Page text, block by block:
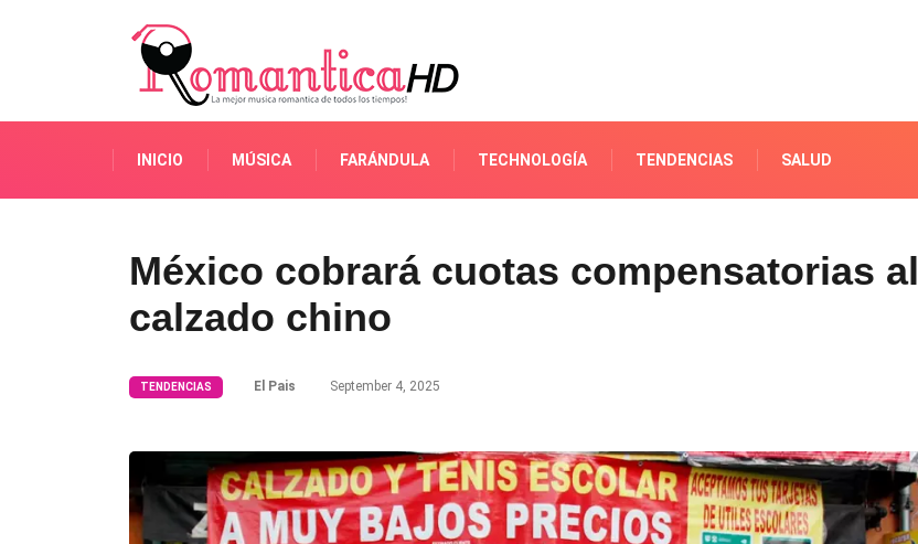
INICIO MÚSICA FARÁNDULA TECHNOLOGÍA TENDENCIAS SALUD
México cobrará cuotas compensatorias al
calzado chino
TENDENCIAS El Pais September 4, 2025